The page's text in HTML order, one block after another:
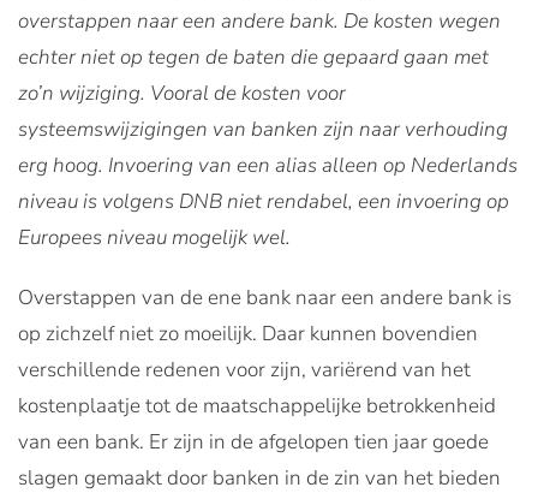
overstappen naar een andere bank. De kosten wegen
echter niet op tegen de baten die gepaard gaan met
zo’n wijziging. Vooral de kosten voor
systeemswijzigingen van banken zijn naar verhouding
erg hoog. Invoering van een alias alleen op Nederlands
niveau is volgens DNB niet rendabel, een invoering op
Europees niveau mogelijk wel.
Overstappen van de ene bank naar een andere bank is
op zichzelf niet zo moeilijk. Daar kunnen bovendien
verschillende redenen voor zijn, variërend van het
kostenplaatje tot de maatschappelijke betrokkenheid
van een bank. Er zijn in de afgelopen tien jaar goede
slagen gemaakt door banken in de zin van het bieden